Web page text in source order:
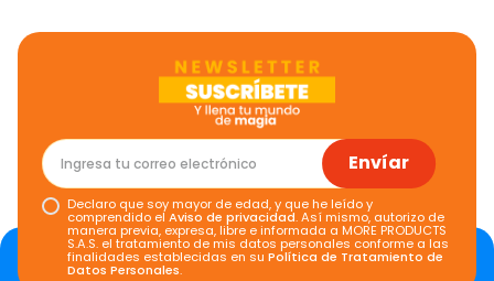
Envíar
Declaro que soy mayor de edad, y que he leído y
comprendido elAviso de privacidad. Así mismo, autorizo de
manera previa, expresa, libre e informada a MORE PRODUCTS
S.A.S. el tratamiento de mis datos personales conforme a las
finalidades establecidas en suPolítica de Tratamiento de
Datos Personales.